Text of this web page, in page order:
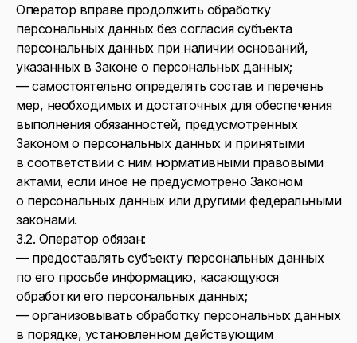
Оператор вправе продолжить обработку
персональных данных без согласия субъекта
персональных данных при наличии оснований,
указанных в Законе о персональных данных;
— самостоятельно определять состав и перечень
мер, необходимых и достаточных для обеспечения
выполнения обязанностей, предусмотренных
Законом о персональных данных и принятыми
в соответствии с ним нормативными правовыми
актами, если иное не предусмотрено Законом
о персональных данных или другими федеральными
законами.
3.2. Оператор обязан:
— предоставлять субъекту персональных данных
по его просьбе информацию, касающуюся
обработки его персональных данных;
— организовывать обработку персональных данных
в порядке, установленном действующим